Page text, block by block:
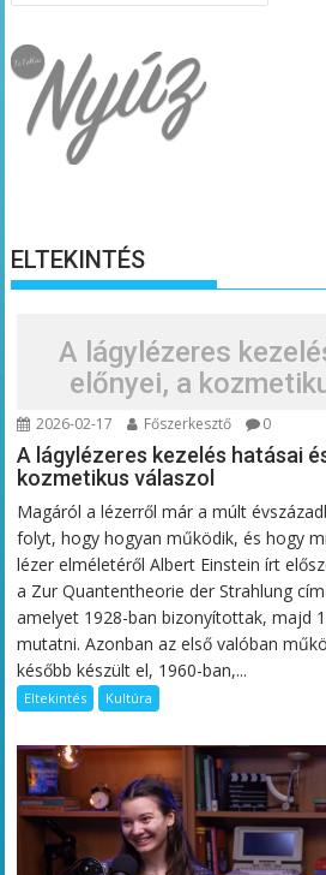
ELTEKINTÉS
A lágylézeres
előnyei, a
2026-02-17 Főszerkesztő 0
A lágylézeres kezelés hatásai
kozmetikus válaszol
Magáról a lézerről már a múlt
folyt, hogy hogyan működik, és hogy
lézer elméletéről Albert Einstein írt
a Zur Quantentheorie der Strahlung
amelyet 1928-ban bizonyítottak, majd
mutatni. Azonban az első valóban
később készült el, 1960-ban,...
Eltekintés Kultúra